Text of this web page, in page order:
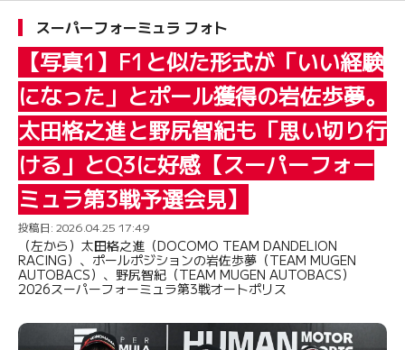
スーパーフォーミュラ フォト
【写真1】F1と似た形式が「いい経験
になった」とポール獲得の岩佐歩夢。
太田格之進と野尻智紀も「思い切り行
ける」とQ3に好感【スーパーフォー
ミュラ第3戦予選会見】
投稿日: 2026.04.25 17:49
（左から）太田格之進（DOCOMO TEAM DANDELION
RACING）、ポールポジションの岩佐歩夢（TEAM MUGEN
AUTOBACS）、野尻智紀（TEAM MUGEN AUTOBACS）
2026スーパーフォーミュラ第3戦オートポリス